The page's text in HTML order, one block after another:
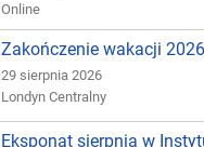
Online
Zakończenie wakacji
29 sierpnia 2026
Londyn Centralny
Eksponat sierpnia w